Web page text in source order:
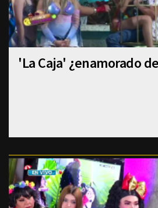
'La Caja' ¿enamorado